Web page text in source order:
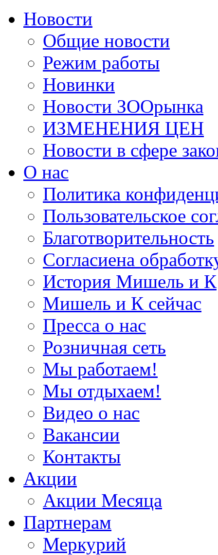
Новости
Общие новости
Режим работы
Новинки
Новости ЗООрынка
ИЗМЕНЕНИЯ ЦЕН
Новости в сфере
О нас
Политика
Пользовательское
Благотворительность
Согласиена
История Мишель и К
Мишель и К сейчас
Пресса о нас
Розничная сеть
Мы работаем!
Мы отдыхаем!
Видео о нас
Вакансии
Контакты
Акции
Акции Месяца
Партнерам
Меркурий